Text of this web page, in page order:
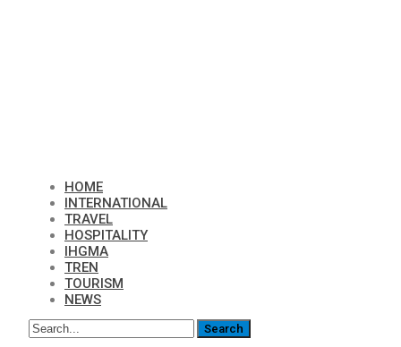
HOME
INTERNATIONAL
TRAVEL
HOSPITALITY
IHGMA
TREN
TOURISM
NEWS